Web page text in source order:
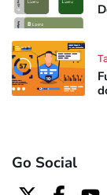
Go Social